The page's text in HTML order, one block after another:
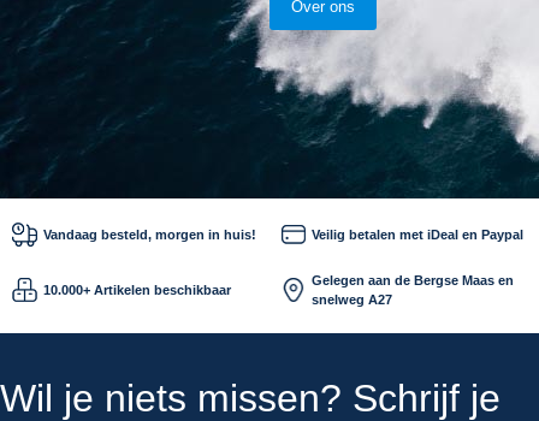
Over ons
Vandaag besteld, morgen in huis! Veilig betalen met iDeal en Paypal
10.000+ Artikelen beschikbaar
Gelegen aan de Bergse Maas en
snelweg A27
Wil je niets missen? Schrijf je